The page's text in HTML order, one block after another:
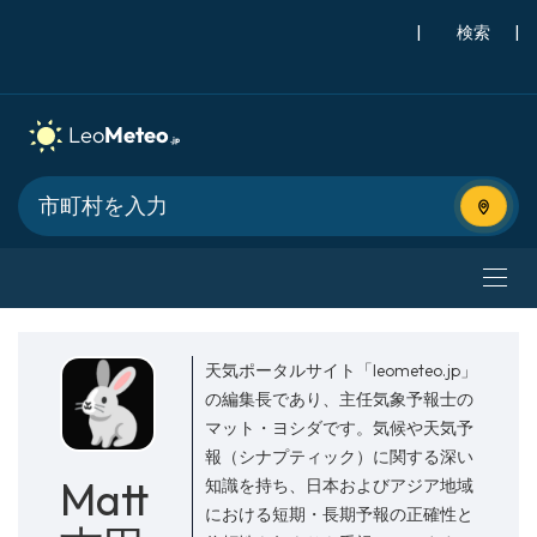
| |
現在地
Matt
天気ポータルサイト「leometeo.jp」
の編集長であり、主任気象予報士の
マット・ヨシダです。気候や天気予
報（シナプティック）に関する深い
知識を持ち、日本およびアジア地域
における短期・長期予報の正確性と